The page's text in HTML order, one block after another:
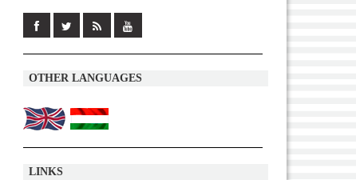
OTHER LANGUAGES
LINKS